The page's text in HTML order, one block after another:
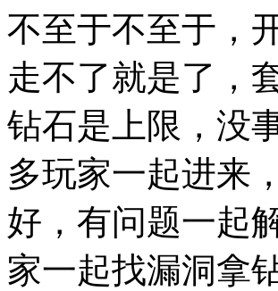
不至于不至于，
走不了就是了，
钻石是上限，没
多玩家一起进来
好，有问题一起
家一起找漏洞拿